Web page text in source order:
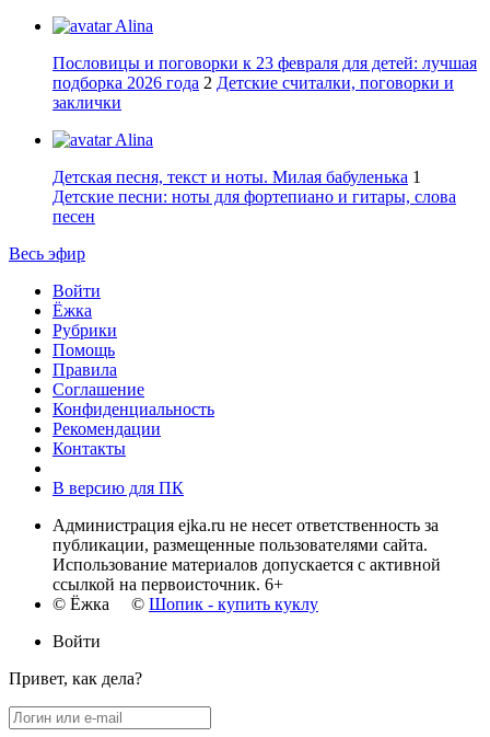
Alina
Пословицы и поговорки к 23 февраля для детей: лучшая
подборка 2026 года 2 Детские считалки, поговорки и
заклички
Alina
Детская песня, текст и ноты. Милая бабуленька 1
Детские песни: ноты для фортепиано и гитары, слова
песен
Весь эфир
Войти
Ёжка
Рубрики
Помощь
Правила
Соглашение
Конфиденциальность
Рекомендации
Контакты
В версию для ПК
Администрация ejka.ru не несет ответственность за
публикации, размещенные пользователями сайта.
Использование материалов допускается с активной
ссылкой на первоисточник. 6+
© Ёжка © Шопик - купить куклу
Войти
Привет, как дела?